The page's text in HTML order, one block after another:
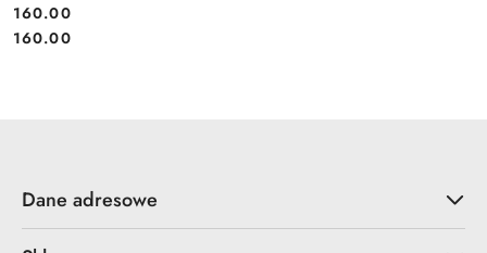
Cena:
160.00
Cena:
160.00
Dane adresowe